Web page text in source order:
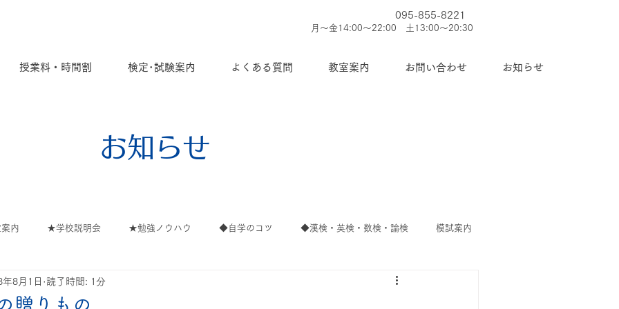
授業料・時間割 検定･試験案内 よくある質問 教室案内 お問い合わせ お知らせ
095-855-8221
月～金14:00～22:00 土13:00～20:30
内 ★学校説明会 ★勉強ノウハウ ◆自学のコツ ◆漢検・英検・数検・論検 模試案内
ご案内 ∟ご案内 ◆今週のお知らせ
贈りもの
年8月1日 読了時間: 1分
お知らせ